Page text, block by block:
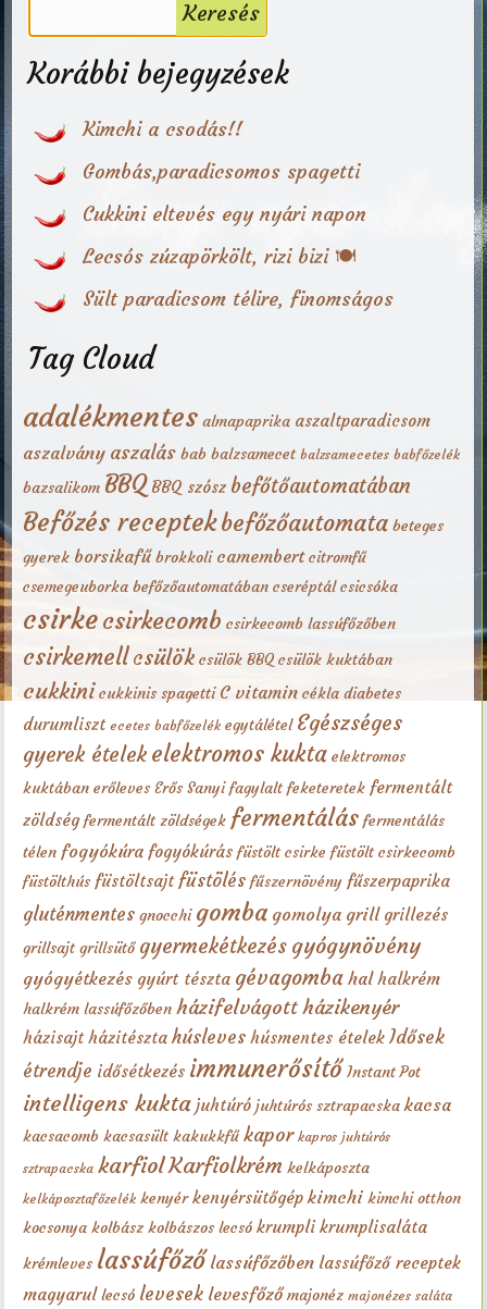
Korábbi bejegyzések
Kimchi a csodás!!
Gombás,paradicsomos spagetti
Cukkini eltevés egy nyári napon
Lecsós zúzapörkölt, rizi bizi 🍽
Sült paradicsom télire, finomságos
Tag Cloud
adalékmentes almapaprika aszaltparadicsom
aszalvány aszalás bab balzsamecet balzsamecetes babfőzelék
bazsalikom BBQ BBQ szósz befőtőautomatában
Befőzés receptekbefőzőautomata beteges
gyerek borsikafű brokkoli camembert citromfű
csemegeuborka befőzőautomatában cseréptál csicsóka
csirkecsirkecomb csirkecomb lassúfőzőben
csirkemellcsülök csülök BBQ csülök kuktában
cukkini cukkinis spagetti C vitamin cékla diabetes
durumliszt ecetes babfőzelék egytálétel Egészséges
gyerek ételek elektromos kukta elektromos
kuktában erőleves Erős Sanyi fagylalt feketeretek fermentált
zöldség fermentált zöldségek fermentálás fermentálás
télen fogyókúra fogyókúrás füstölt csirke füstölt csirkecomb
füstölthús füstöltsajt füstölés fűszernövény fűszerpaprika
gluténmentes gnocchi gomba gomolya grill grillezés
grillsajt grillsütő gyermekétkezés gyógynövény
gyógyétkezés gyúrt tészta gévagomba hal halkrém
halkrém lassúfőzőben házifelvágottházikenyér
házisajt házitészta húsleves húsmentes ételek Idősek
étrendje idősétkezés immunerősítő Instant Pot
intelligens kukta juhtúró juhtúrós sztrapacska kacsa
kacsacomb kacsasült kakukkfű kapor kapros juhtúrós
sztrapacska karfiolKarfiolkrém kelkáposzta
kelkáposztafőzelék kenyér kenyérsütőgép kimchi kimchi otthon
kocsonya kolbász kolbászos lecsó krumpli krumplisaláta
krémleves lassúfőző lassúfőzőben lassúfőző receptek
magyarul lecsó levesek levesfőző majonéz majonézes saláta